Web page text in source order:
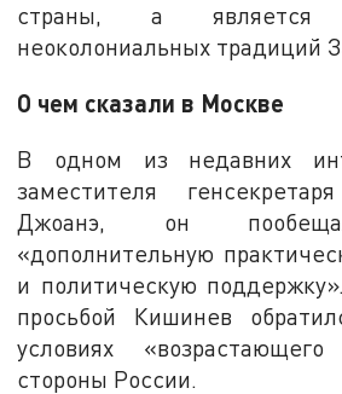
страны, а является
неоколониальных традиций
О чем сказали в Москве
В одном из недавних
заместителя
Джоанэ, он
«дополнительную
и политическую
просьбой Кишинев
условиях
стороны России.